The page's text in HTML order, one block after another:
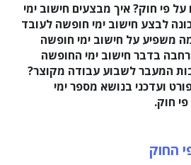
פי חוק? איך מבצעים חישוב ימי
לבצע חישוב ימי חופשה לעובד
משפיע על חישוב ימי חופשה
בדבר חישוב ימי החופשה
המעבר לשבוע עבודה מקוצר?
ועדכני בנושא מספר ימי
חוק.
החוק